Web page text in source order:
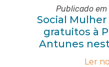
Publicado
Social
gratuitos à
Antunes
Ler